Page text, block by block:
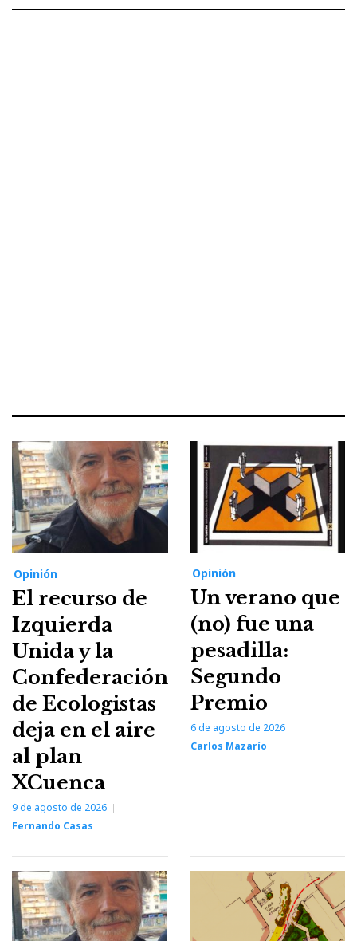
Opinión
El recurso de
Izquierda
Unida y la
Confederación
de Ecologistas
deja en el aire
al plan
XCuenca
9 de agosto de 2026
Fernando Casas
Opinión
Un verano que
(no) fue una
pesadilla:
Segundo
Premio
6 de agosto de 2026
Carlos Mazarío